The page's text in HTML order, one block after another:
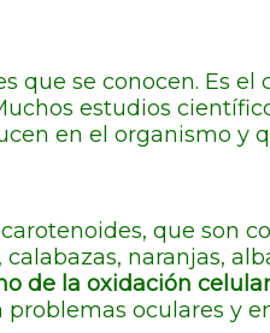
que se conocen. Es
estudios
en el organismo y
que son
naranjas,
de la oxidación
oculares y